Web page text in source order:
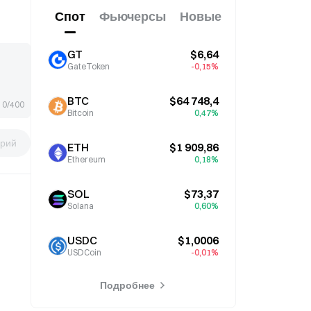
0/400
Спот Фьючерсы Новые
GT
GateToken
$6,64
-0,15%
BTC
Bitcoin
$64 748,4
0,47%
ETH
Ethereum
$1 909,86
0,18%
SOL
Solana
$73,37
0,60%
USDC
USDCoin
$1,0006
-0,01%
Подробнее